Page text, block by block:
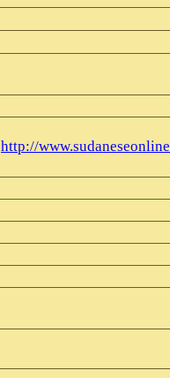
http://